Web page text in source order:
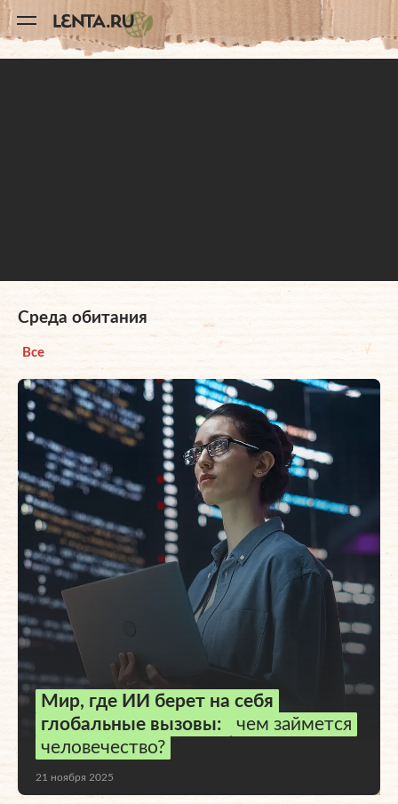
A
11
Среда обитания
Все
Мир, где ИИ берет на себя
глобальные вызовы:
чем займется
человечество?
21 ноября 2025